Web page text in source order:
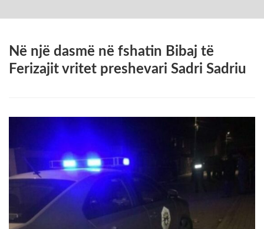
Në një dasmë në fshatin Bibaj të
Ferizajit vritet preshevari Sadri Sadriu